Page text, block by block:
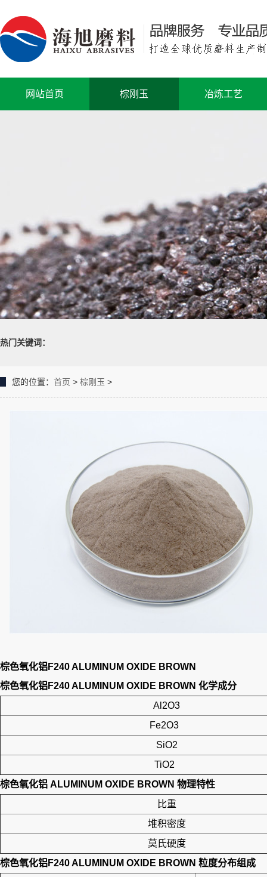
网站首页 棕刚玉 冶炼工艺
热门关键词：
您的位置： 首页 > 棕刚玉 >
棕色氧化铝F240 ALUMINUM OXIDE BROWN
棕色氧化铝F240 ALUMINUM OXIDE BROWN 化学成分
Al2O3
Fe2O3
SiO2
TiO2
棕色氧化铝 ALUMINUM OXIDE BROWN 物理特性
比重
堆积密度
莫氏硬度
棕色氧化铝F240 ALUMINUM OXIDE BROWN 粒度分布组成